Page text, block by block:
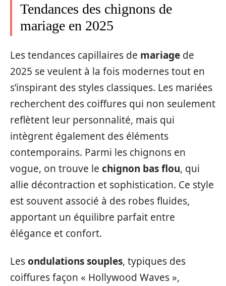
Tendances des chignons de
mariage en 2025
Les tendances capillaires de mariage de
2025 se veulent à la fois modernes tout en
s’inspirant des styles classiques. Les mariées
recherchent des coiffures qui non seulement
reflètent leur personnalité, mais qui
intègrent également des éléments
contemporains. Parmi les chignons en
vogue, on trouve le chignon bas flou, qui
allie décontraction et sophistication. Ce style
est souvent associé à des robes fluides,
apportant un équilibre parfait entre
élégance et confort.
Lesondulations souples, typiques des
coiffures façon « Hollywood Waves »,